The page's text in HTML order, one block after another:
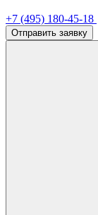
+7 (495) 180-45-18
Отправить заявку